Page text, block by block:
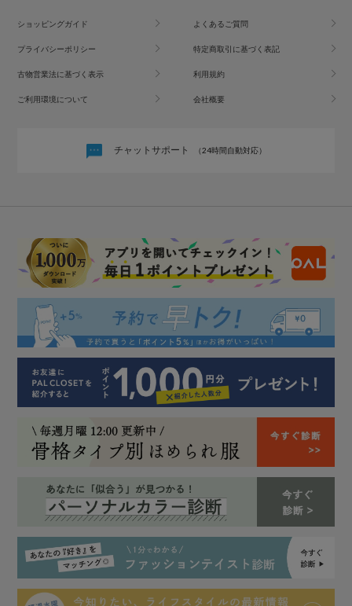
ショッピングガイド よくあるご質問
プライバシーポリシー 特定商取引に基づく表記
古物営業法に基づく表示 利用規約
ご利用環境について 会社概要
チャットサポート （24時間自動対応）